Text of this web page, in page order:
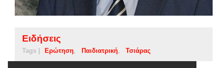
Ειδήσεις
Tags | Ερώτηση Παιδιατρική Τσιάρας